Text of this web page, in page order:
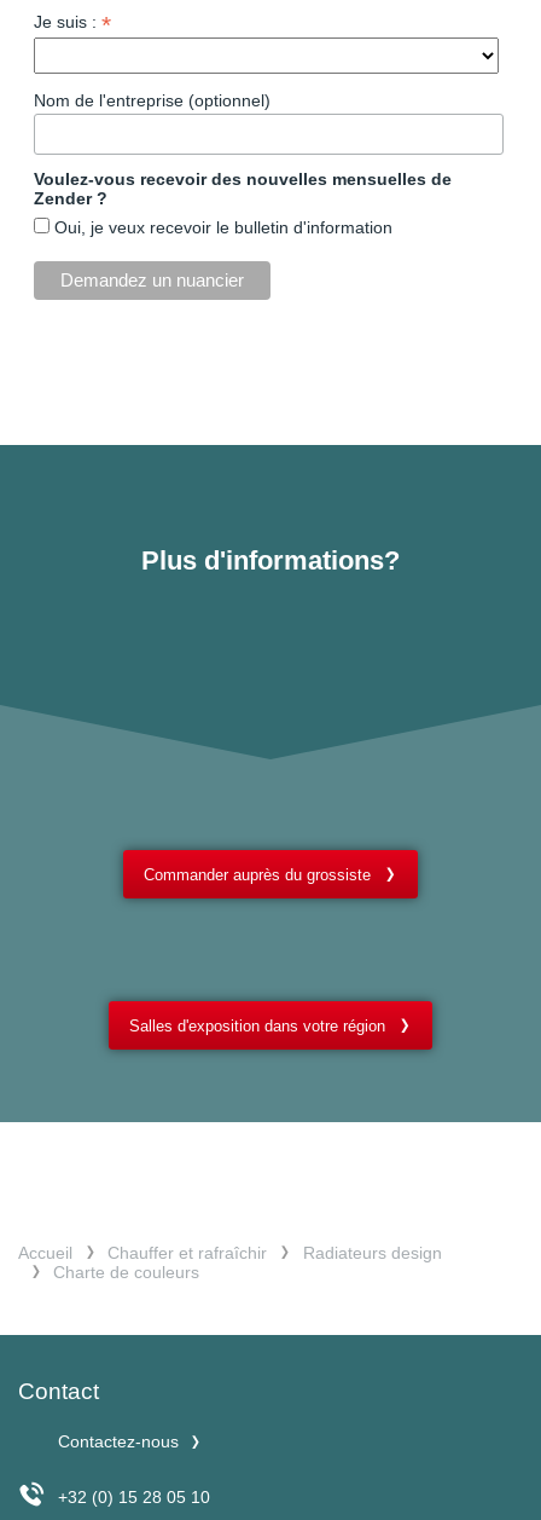
Je suis : *
Nom de l'entreprise (optionnel)
Voulez-vous recevoir des nouvelles mensuelles de
Zender ?
Oui, je veux recevoir le bulletin d'information
Plus d'informations?
Commander auprès du grossiste
Salles d'exposition dans votre région
Accueil Chauffer et rafraîchir
Radiateurs design
Charte de couleurs
Contact
Contactez-nous
+32 (0) 15 28 05 10